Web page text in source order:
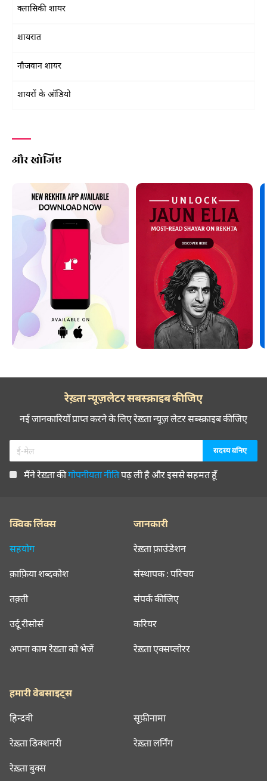
क्लासिकी शायर
शायरात
नौजवान शायर
शायरों के ऑडियो
और खोजिए
रेख़्ता न्यूज़लेटर सबस्क्राइब कीजिए
नई जानकारियाँ प्राप्त करने के लिए रेख़्ता न्यूज़ लेटर सब्स्क्राइब कीजिए
मैंने रेख़्ता कीगोपनीयता नीतिपढ़ ली है और इससे सहमत हूँ
क्विक लिंक्स
सहयोग
क़ाफ़िया शब्दकोश
तक़्ती
उर्दू रीसोर्स
अपना काम रेख़्ता को भेजें
जानकारी
रेख़्ता फ़ाउंडेशन
संस्थापक : परिचय
संपर्क कीजिए
करियर
रेख़्ता एक्सप्लोरर
हमारी वेबसाइट्स
हिन्दवी सूफ़ीनामा
रेख़्ता डिक्शनरी रेख़्ता लर्निंग
रेख़्ता बुक्स